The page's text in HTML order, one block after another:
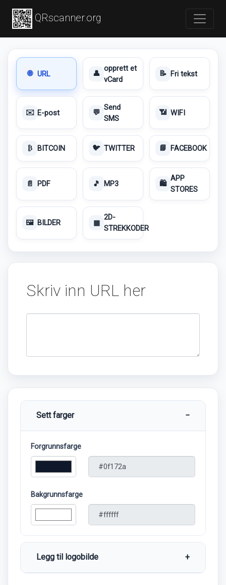
QRscanner.org
🌐 URL 👤
opprett et
vCard
📝 Fri tekst
✉️ E-post 💬
Send
SMS
📶 WIFI
₿ BITCOIN 🐦 TWITTER 📘 FACEBOOK
📄 PDF 🎵 MP3 🛍️
APP
STORES
🖼️ BILDER ▦
2D-
STREKKODER
Skriv inn URL her
Sett farger −
Forgrunnsfarge
Bakgrunnsfarge
Legg til logobilde +